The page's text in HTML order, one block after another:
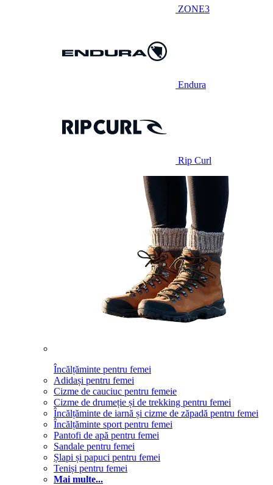
ZONE3
Endura
Rip Curl
Încălțăminte pentru femei
Adidași pentru femei
Cizme de cauciuc pentru femeie
Cizme de drumeție și de trekking pentru femei
Încălțăminte de iarnă și cizme de zăpadă pentru femei
Încălțăminte sport pentru femei
Pantofi de apă pentru femei
Sandale pentru femei
Șlapi și papuci pentru femei
Teniși pentru femei
Mai multe...